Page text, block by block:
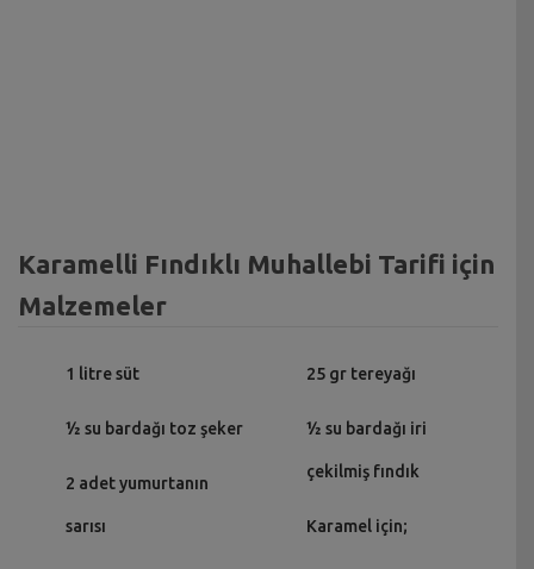
Karamelli Fındıklı Muhallebi Tarifi için
Malzemeler
1 litre süt
½ su bardağı toz şeker
2 adet yumurtanın
sarısı
25 gr tereyağı
½ su bardağı iri
çekilmiş fındık
Karamel için;